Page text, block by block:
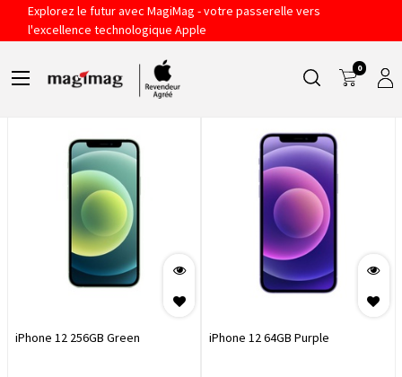
Explorez le futur avec MagiMag - votre passerelle vers
l'excellence technologique Apple
0
IPHONE 12
Filtres Sort By
iPhone 12 256GB Green iPhone 12 64GB Purple